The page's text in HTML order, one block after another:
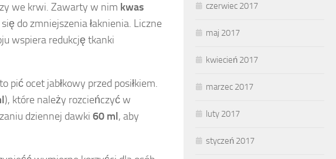
we krwi. Zawarty w nim kwas
do zmniejszenia łaknienia. Liczne
wspiera redukcję tkanki
ocet jabłkowy przed posiłkiem.
), które należy rozcieńczyć w
dziennej dawki 60 ml, aby
czerwiec 2017
maj 2017
kwiecień 2017
marzec 2017
luty 2017
styczeń 2017